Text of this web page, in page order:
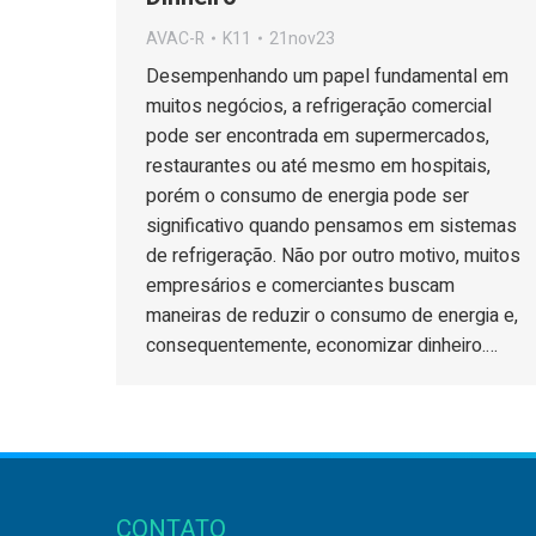
AVAC-R K11 21nov23
Desempenhando um papel fundamental em
muitos negócios, a refrigeração comercial
pode ser encontrada em supermercados,
restaurantes ou até mesmo em hospitais,
porém o consumo de energia pode ser
significativo quando pensamos em sistemas
de refrigeração. Não por outro motivo, muitos
empresários e comerciantes buscam
maneiras de reduzir o consumo de energia e,
consequentemente, economizar dinheiro.…